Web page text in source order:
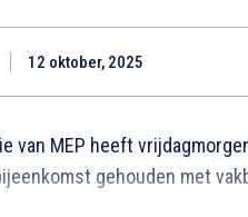
12 oktober, 2025
van MEP heeft
gehouden met